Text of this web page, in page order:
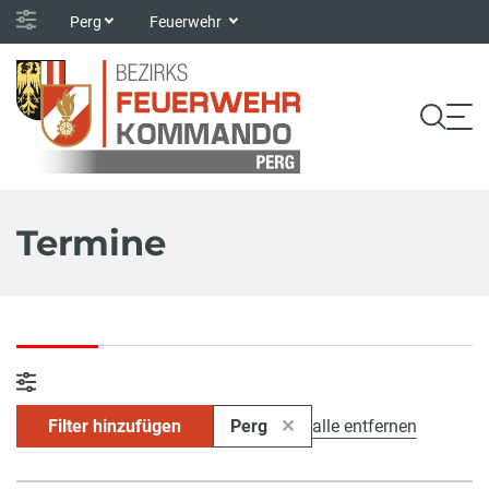
Perg Feuerwehr
Termine
Filter hinzufügen Perg alle entfernen